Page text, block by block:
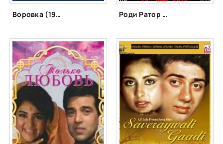
Воровка (1982) Роди Ратор (2012)